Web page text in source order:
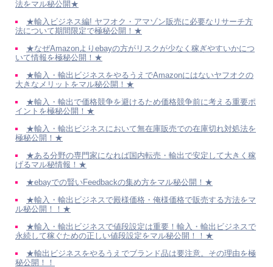
法をマル秘公開★
★輸入ビジネス編! ヤフオク・アマゾン販売に必要なリサーチ方
法について期間限定で極秘公開！★
★なぜAmazonよりebayの方がリスクが少なく稼ぎやすいかにつ
いて情報を極秘公開！★
★輸入・輸出ビジネスをやるうえでAmazonにはないヤフオクの
大きなメリットをマル秘公開！★
★輸入・輸出で価格競争を避けるため価格競争前に考える重要ポ
イントを極秘公開！★
★輸入・輸出ビジネスにおいて無在庫販売での在庫切れ対処法を
極秘公開！★
★ある分野の専門家になれば国内転売・輸出で安定して大きく稼
げるマル秘情報！★
★ebayでの賢いFeedbackの集め方をマル秘公開！★
★輸入・輸出ビジネスで殿様価格・俺様価格で販売する方法をマ
ル秘公開！！★
★輸入・輸出ビジネスで値段設定は重要！輸入・輸出ビジネスで
永続して稼ぐための正しい値段設定をマル秘公開！！★
★輸出ビジネスをやるうえでブランド品は要注意。その理由を極
秘公開！！